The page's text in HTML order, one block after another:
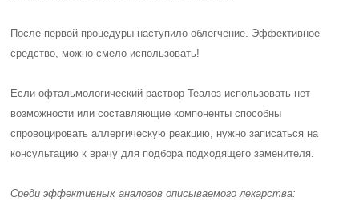
После первой процедуры наступило облегчение. Эффективное
средство, можно смело использовать!
Если офтальмологический раствор Теалоз использовать нет
возможности или составляющие компоненты способны
спровоцировать аллергическую реакцию, нужно записаться на
консультацию к врачу для подбора подходящего заменителя.
Среди эффективных аналогов описываемого лекарства: